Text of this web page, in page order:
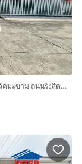
ทาวน์โฮม 2 ชั้น 17.7 ตร.ว. หมู่บ้านวิลล่า เจ้าพระยา ใกล้วัดมะขาม ถนนรังสิต-ปทุมธานี ตำบลบ้านกลาง เมืองปทุมธานี ปทุมธานี